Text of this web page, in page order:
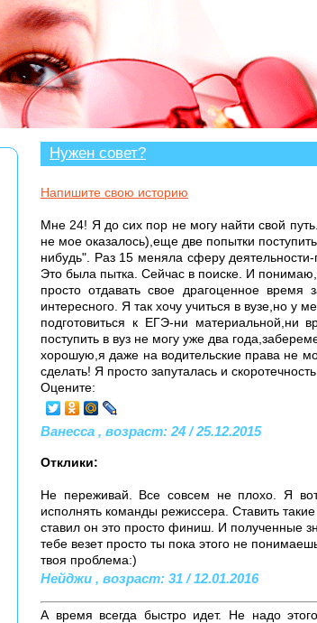
В разделе «Нужен совет?» много
Нужен совет?
Напишите свою историю
Мне 24! Я до сих пор не могу найти свой
не мое оказалось),еще две попытки
нибудь". Раз 15 меняла сферу
Это была пытка. Сейчас в поиске. И
просто отдавать свое драгоценное время
интересного. Я так хочу учиться в вузе,но у
подготовиться к ЕГЭ-ни материальной,ни
поступить в вуз не могу уже два
хорошую,я даже на водительские права не
сделать! Я просто запуталась и
Оцените:
Ванесса , возраст: 24 / 25.12.2015
Отклики:
Не переживай. Все совсем не плохо. Я
исполнять команды режиссера. Ставить
ставил он это просто финиш. И полученные
тебе везет просто ты пока этого не
твоя проблема:)
Нейджи , возраст: 31 / 12.01.2016
А время всегда быстро идет. Не надо